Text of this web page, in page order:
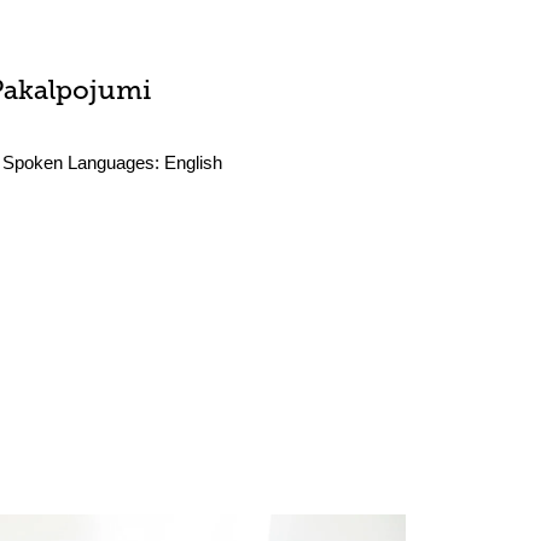
Spoken Languages: English